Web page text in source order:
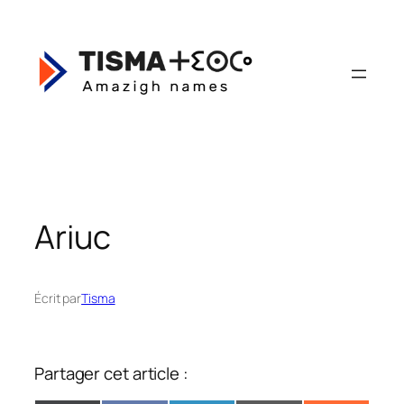
contenu
Ariuc
Écrit parTisma
Partager cet article :